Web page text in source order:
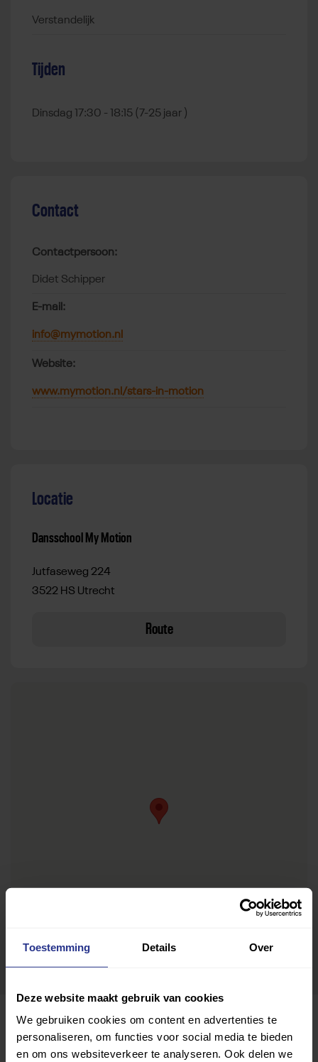
Toestemming Details Over
Deze website maakt gebruik van cookies
We gebruiken cookies om content en advertenties te
personaliseren, om functies voor social media te bieden
en om ons websiteverkeer te analyseren. Ook delen we
verstandelijk
Tijden
Dinsdag 17:30 - 18:15 (7-25 jaar )
Contact
Contactpersoon:
Didet Schipper
E-mail:
info@mymotion.nl
Website:
www.mymotion.nl/stars-in-motion
Locatie
Dansschool My Motion
Jutfaseweg 224
3522 HS Utrecht
Route